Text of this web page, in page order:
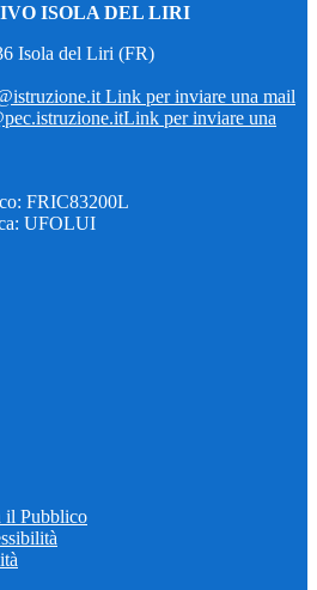
ISOLA DEL LIRI
Isola del Liri (FR)
Link per inviare una mail
Link per inviare una
FRIC83200L
UFOLUI
il Pubblico